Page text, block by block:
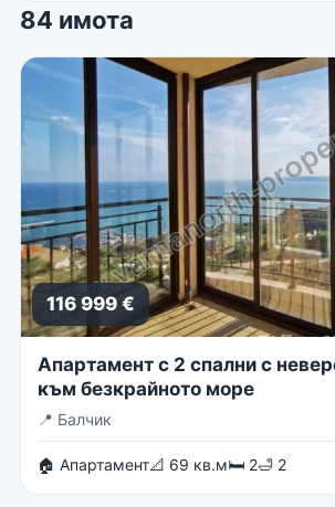
84 имота
116 999 €
Апартамент с 2 спални с
към безкрайното море
📍 Балчик
🏠 Апартамент📐 69 кв.м🛏 2🛁 2